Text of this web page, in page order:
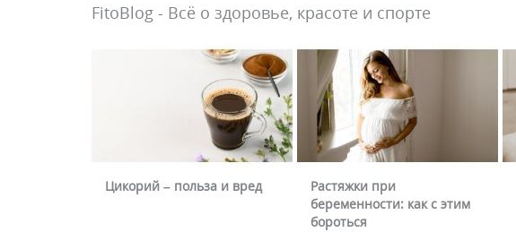
FitoBlog - Всё о здоровье, красоте и спорте
Цикорий – польза и вред
Растяжки при
беременности: как с этим
бороться